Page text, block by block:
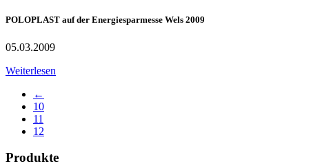
POLOPLAST auf der Energiesparmesse Wels 2009
05.03.2009
Weiterlesen
←
10
11
12
Produkte